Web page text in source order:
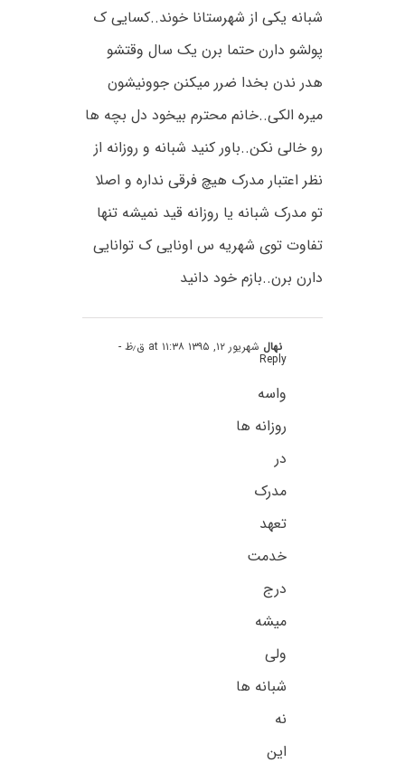
شبانه یکی از شهرستانا خوند..کسایی ک
پولشو دارن حتما برن یک سال وقتشو
هدر ندن بخدا ضرر میکنن جوونیشون
میره الکی..خانم محترم بیخود دل بچه ها
رو خالی نکن..باور کنید شبانه و روزانه از
نظر اعتبار مدرک هیچ فرقی نداره و اصلا
تو مدرک شبانه یا روزانه قید نمیشه تنها
تفاوت توی شهریه س اونایی ک توانایی
دارن برن..بازم خود دانید
نهال شهریور ۱۲, ۱۳۹۵ at ۱۱:۳۸ ق٫ظ -
Reply
واسه
روزانه ها
در
مدرک
تعهد
خدمت
درج
میشه
ولی
شبانه ها
نه
این